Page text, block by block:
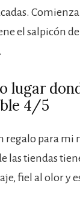
el salpicón
lugar
4/5
regalo para mi
las tiendas
fiel al olor y